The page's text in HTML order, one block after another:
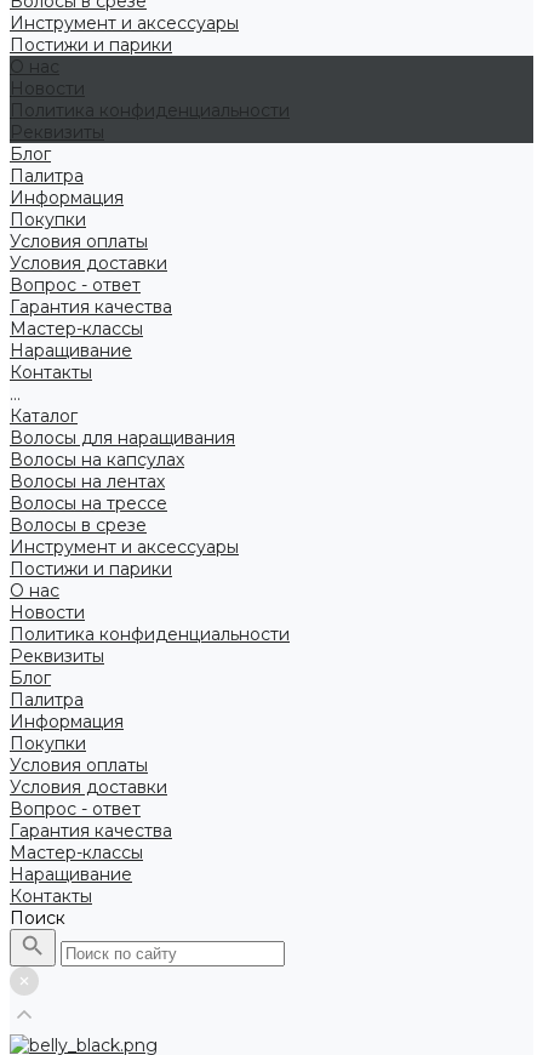
Инструмент и аксессуары
Постижи и парики
О нас
Новости
Политика конфиденциальности
Реквизиты
Блог
Палитра
Информация
Покупки
Условия оплаты
Условия доставки
Вопрос - ответ
Гарантия качества
Мастер-классы
Наращивание
Контакты
...
Каталог
Волосы для наращивания
Волосы на капсулах
Волосы на лентах
Волосы на трессе
Волосы в срезе
Инструмент и аксессуары
Постижи и парики
О нас
Новости
Политика конфиденциальности
Реквизиты
Блог
Палитра
Информация
Покупки
Условия оплаты
Условия доставки
Вопрос - ответ
Гарантия качества
Мастер-классы
Наращивание
Контакты
Поиск